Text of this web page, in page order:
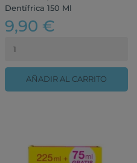
Dentífrica 150 Ml
9,90 €
AÑADIR AL CARRITO